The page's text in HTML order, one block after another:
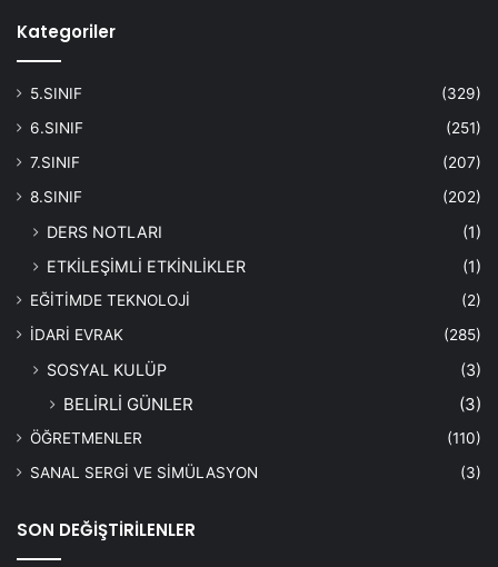
Kategoriler
5.SINIF
(329)
6.SINIF
(251)
7.SINIF
(207)
8.SINIF
(202)
DERS NOTLARI
(1)
ETKİLEŞİMLİ ETKİNLİKLER
(1)
EĞİTİMDE TEKNOLOJİ
(2)
İDARİ EVRAK
(285)
SOSYAL KULÜP (3)
BELİRLİ GÜNLER (3)
ÖĞRETMENLER
(110)
SANAL SERGİ VE SİMÜLASYON
(3)
SON DEĞİŞTİRİLENLER